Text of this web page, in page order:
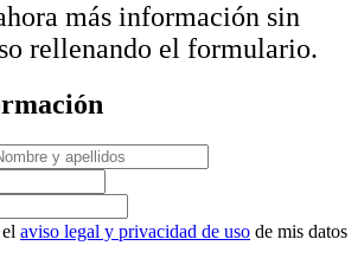
más información sin
rellenando el formulario.
aviso legal y privacidad de uso de mis datos